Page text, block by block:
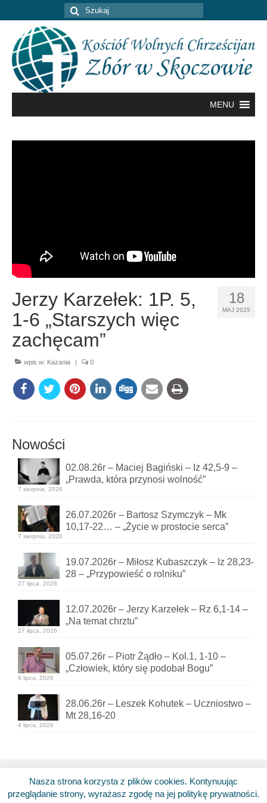
Szuklaj
w:
MENU
18
MAJ 2025
Jerzy Karzełek: 1P. 5,
1-6 „Starszych więc
zachęcam”
wpis w: Kazania 0
Nowości
02.08.26r – Maciej Bagiński – Iz 42,5-9 –
„Prawda, która przynosi wolność”
7 sierpnia, 2026
26.07.2026r – Bartosz Szymczyk – Mk
10,17-22… – „Życie w prostocie serca”
7 sierpnia, 2026
19.07.2026r – Miłosz Kubaszczyk – Iz 28,23-
28 – „Przypowieść o rolniku”
27 lipca, 2026
12.07.2026r – Jerzy Karzełek – Rz 6,1-14 –
„Na temat chrztu”
27 lipca, 2026
05.07.26r – Piotr Żądło – Kol.1, 1-10 –
„Człowiek, który się podobał Bogu”
9 lipca, 2026
28.06.26r – Leszek Kohutek – Uczniostwo –
Mt 28,16-20
4 lipca, 2026
Home Kontakt Polityka prywatności
Nasza strona korzysta z plików cookies. Kontynuując
przeglądanie strony, wyrażasz zgodę na jej politykę prywatności.